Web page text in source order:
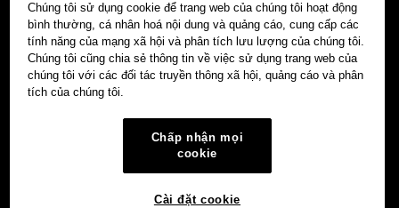
Chúng tôi sử dụng cookie để trang web của chúng tôi hoạt động
bình thường, cá nhân hoá nội dung và quảng cáo, cung cấp các
tính năng của mạng xã hội và phân tích lưu lượng của chúng tôi.
Chúng tôi cũng chia sẻ thông tin về việc sử dụng trang web của
chúng tôi với các đối tác truyền thông xã hội, quảng cáo và phân
tích của chúng tôi.
Chấp nhận mọi
cookie
Cài đặt cookie